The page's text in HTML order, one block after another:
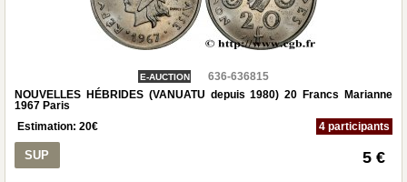
E-AUCTION
636-636815
NOUVELLES HÉBRIDES (VANUATU depuis 1980) 20 Francs Marianne
1967 Paris
Estimation: 20€ 4 participants
SUP 5 €